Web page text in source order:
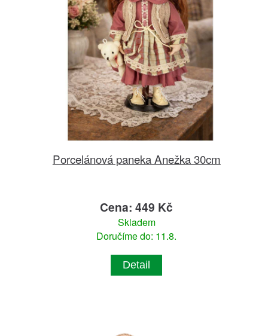
Porcelánová paneka Anežka 30cm
Cena: 449 Kč
Skladem
Doručíme do: 11.8.
Detail